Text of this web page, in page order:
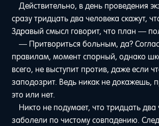
Действительно, в день проведения
сразу тридцать два человека скажут,
Здравый смысл говорит, что план —
— Притвориться больным, да?
правилам, момент спорный, однако
всего, не выступит против, даже если
заподозрит. Ведь никак не докажешь,
это или нет.
Никто не подумает, что тридцать два
заболели по чистому совпадению.